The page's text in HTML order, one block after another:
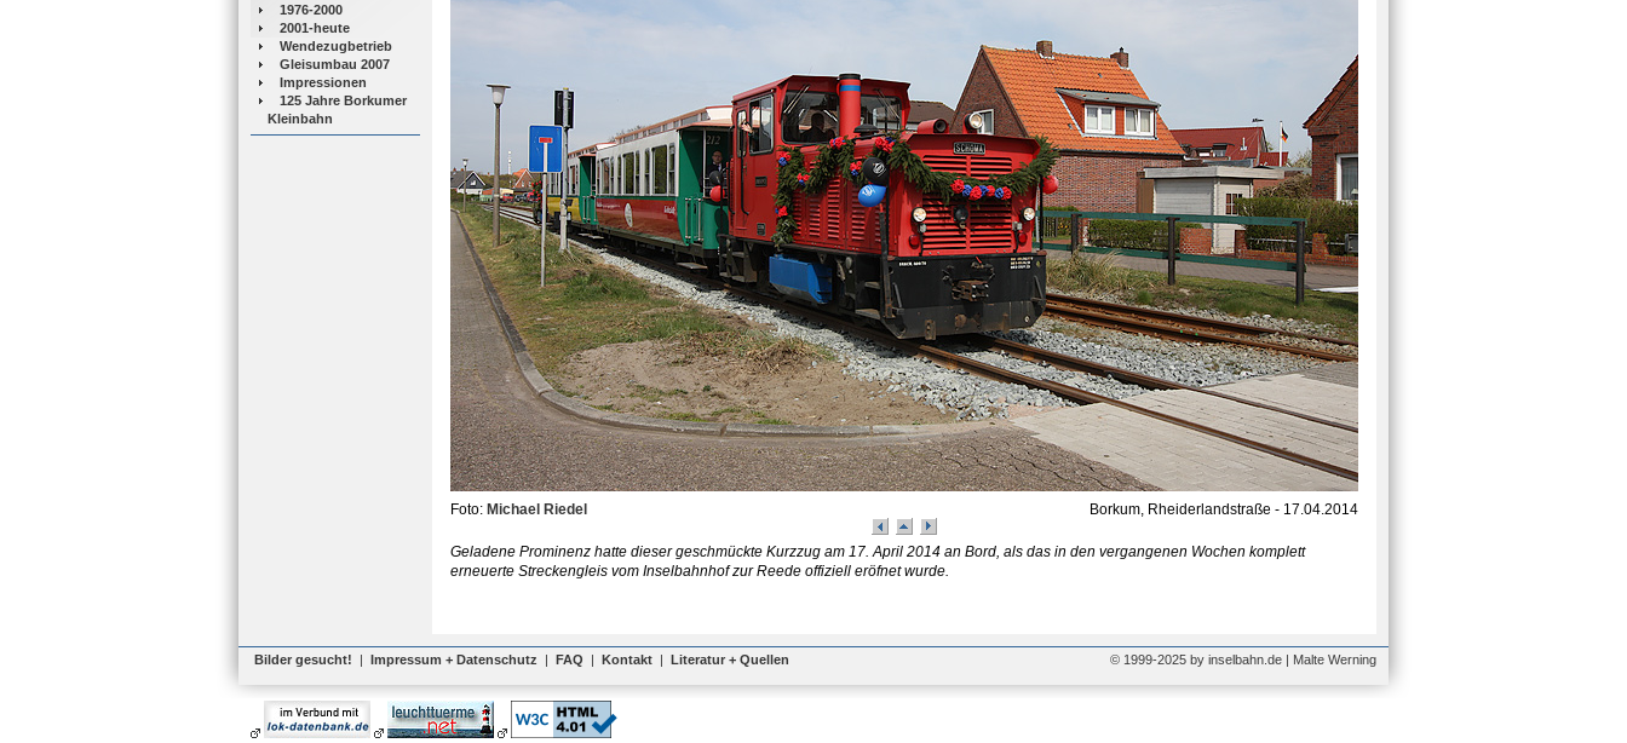
1976-2000
2001-heute
Wendezugbetrieb
Gleisumbau 2007
Impressionen
125 Jahre Borkumer
Kleinbahn
Foto: Michael Riedel Borkum, Rheiderlandstraße - 17.04.2014
Geladene Prominenz hatte dieser geschmückte Kurzzug am 17. April 2014 an Bord, als das in den vergangenen Wochen komplett
erneuerte Streckengleis vom Inselbahnhof zur Reede offiziell eröfnet wurde.
Bilder gesucht! | Impressum + Datenschutz | FAQ | Kontakt | Literatur + Quellen © 1999-2025 by inselbahn.de | Malte Werning